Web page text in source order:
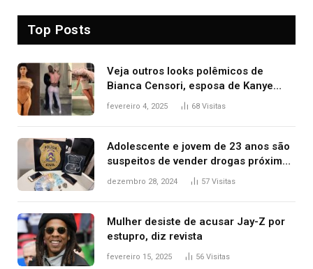
Top Posts
Veja outros looks polêmicos de
Bianca Censori, esposa de Kanye
West que apareceu nua no Grammy
fevereiro 4, 2025 68 Visitas
Adolescente e jovem de 23 anos são
suspeitos de vender drogas próximo
de delegacia e escola, diz polícia
dezembro 28, 2024 57 Visitas
Mulher desiste de acusar Jay-Z por
estupro, diz revista
fevereiro 15, 2025 56 Visitas